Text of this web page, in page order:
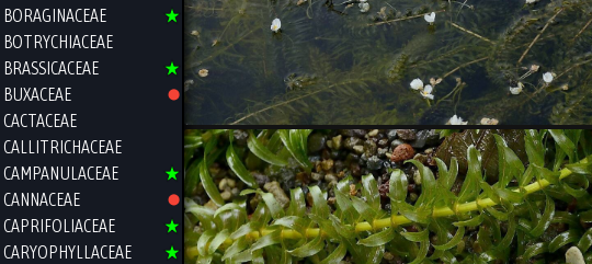
BORAGINACEAE
BOTRYCHIACEAE
BRASSICACEAE
BUXACEAE
CACTACEAE
CALLITRICHACEAE
CAMPANULACEAE
CANNACEAE
CAPRIFOLIACEAE
CARYOPHYLLACEAE